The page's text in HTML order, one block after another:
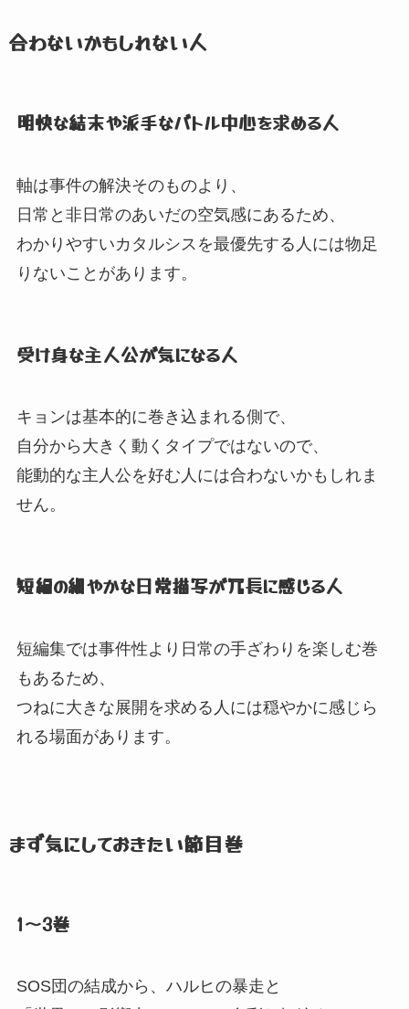
合わないかもしれない人
明快な結末や派手なバトル中心を求める人
軸は事件の解決そのものより、
日常と非日常のあいだの空気感にあるため、
わかりやすいカタルシスを最優先する人には物足
りないことがあります。
受け身な主人公が気になる人
キョンは基本的に巻き込まれる側で、
自分から大きく動くタイプではないので、
能動的な主人公を好む人には合わないかもしれま
せん。
短編の細やかな日常描写が冗長に感じる人
短編集では事件性より日常の手ざわりを楽しむ巻
もあるため、
つねに大きな展開を求める人には穏やかに感じら
れる場面があります。
まず気にしておきたい節目巻
1〜3巻
SOS団の結成から、 ハルヒの暴走と